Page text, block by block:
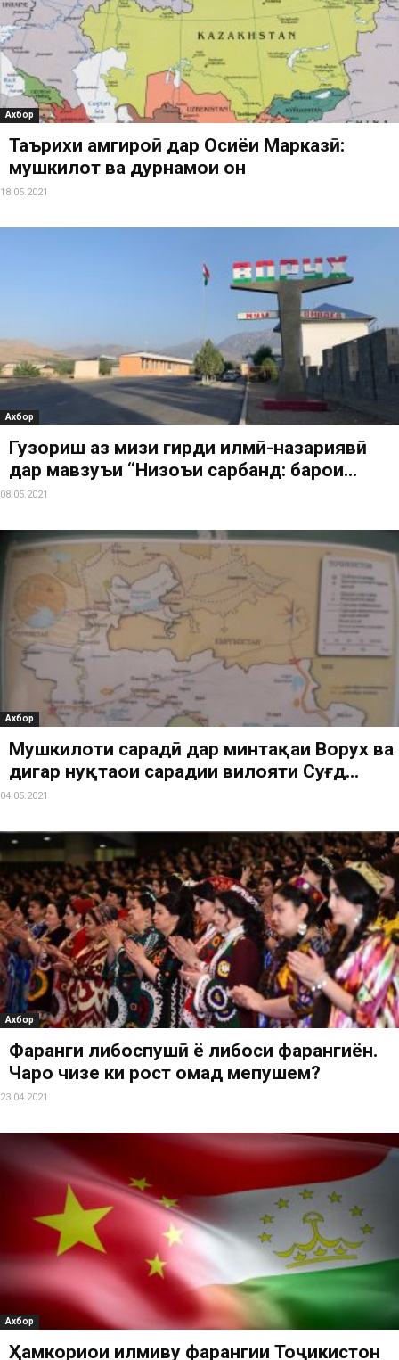
Ахбор
Таърихи ҳамгироӣ дар Осиёи Марказӣ:
мушкилот ва дурнамои он
18.05.2021
Ахбор
Гузориш аз мизи гирди илмӣ-назариявӣ
дар мавзуъи “Низоъи сарбанд: барои...
08.05.2021
Ахбор
Мушкилоти сарҳадӣ дар минтақаи Ворух ва
дигар нуқтаҳои сарҳадии вилояти Суғд...
04.05.2021
Ахбор
Фарҳанги либоспушӣ ё либоси фарҳангиён.
Чаро чизе ки рост омад мепушем?
23.04.2021
Ахбор
Ҳамкориҳои илмиву фарҳангии Тоҷикистон